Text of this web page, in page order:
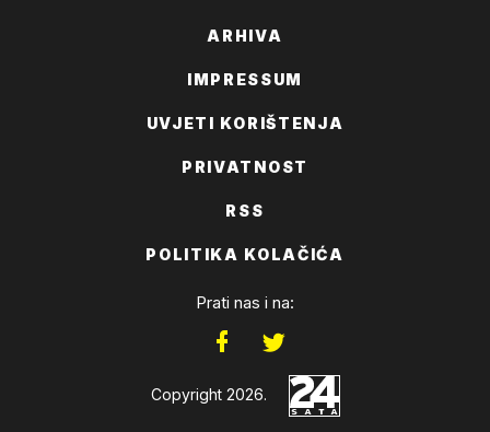
ali zasto se mrze uje i čede kad su saveznici
ARHIVA
IMPRESSUM
UVJETI KORIŠTENJA
PRIVATNOST
RSS
POLITIKA KOLAČIĆA
Prati nas i na:
Copyright 2026.